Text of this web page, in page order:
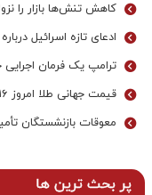
کاهش تنش‌ها بازار را
ادعای تازه اسرائیل
ترامپ یک فرمان اجرایی
قیمت جهانی طلا امروز ۱۶ مرداد
معوقات بازنشستگان
پر بحث ترین ها